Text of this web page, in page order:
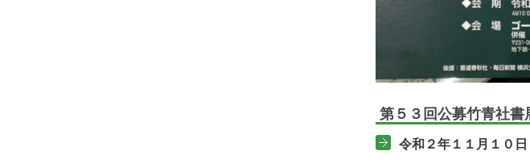
第５３回公募竹青社書
令和２年１１月１０